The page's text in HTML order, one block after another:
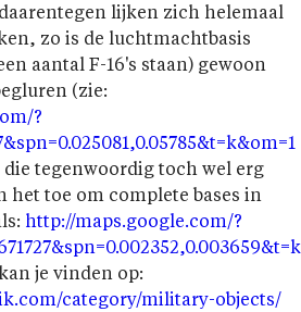
lijken zich helemaal
zo is de luchtmachtbasis
aantal F-16's staan) gewoon
(zie:
?
die tegenwoordig toch wel erg
het toe om complete bases in
http://maps.google.com/?
je vinden op:
category/military-objects/